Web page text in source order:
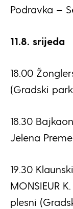
Podravka –
11.8. srijeda
18.00
(Gradski
18.30
Jelena
19.30
MONSIEUR
plesni